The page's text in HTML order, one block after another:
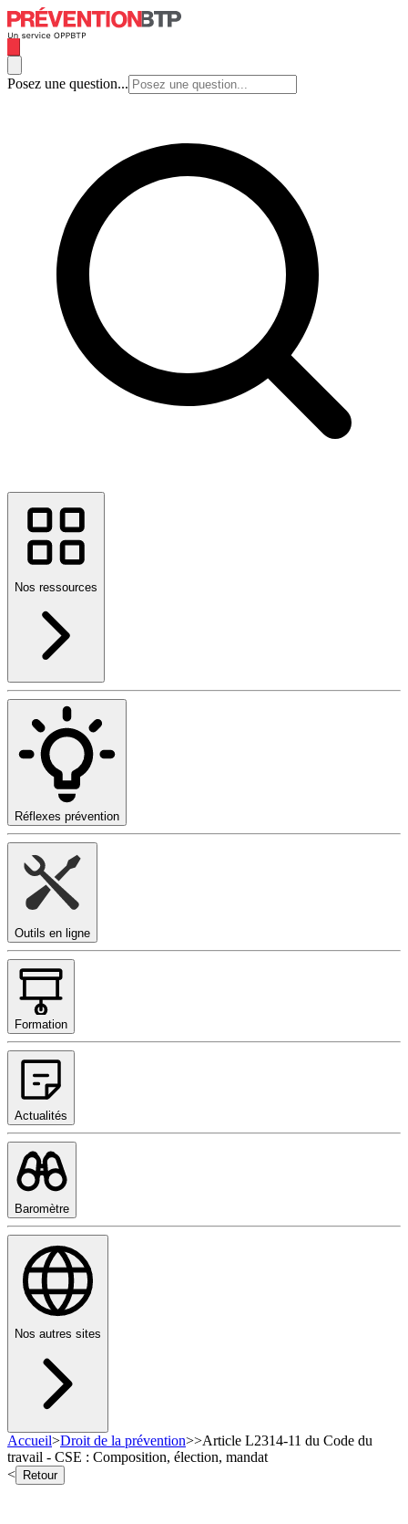
Posez une question...
Nos ressources
Réflexes prévention
Outils en ligne
Formation
Actualités
Baromètre
Nos autres sites
Accueil>Droit de la prévention>>Article L2314-11 du Code du
travail - CSE : Composition, élection, mandat
<
Retour